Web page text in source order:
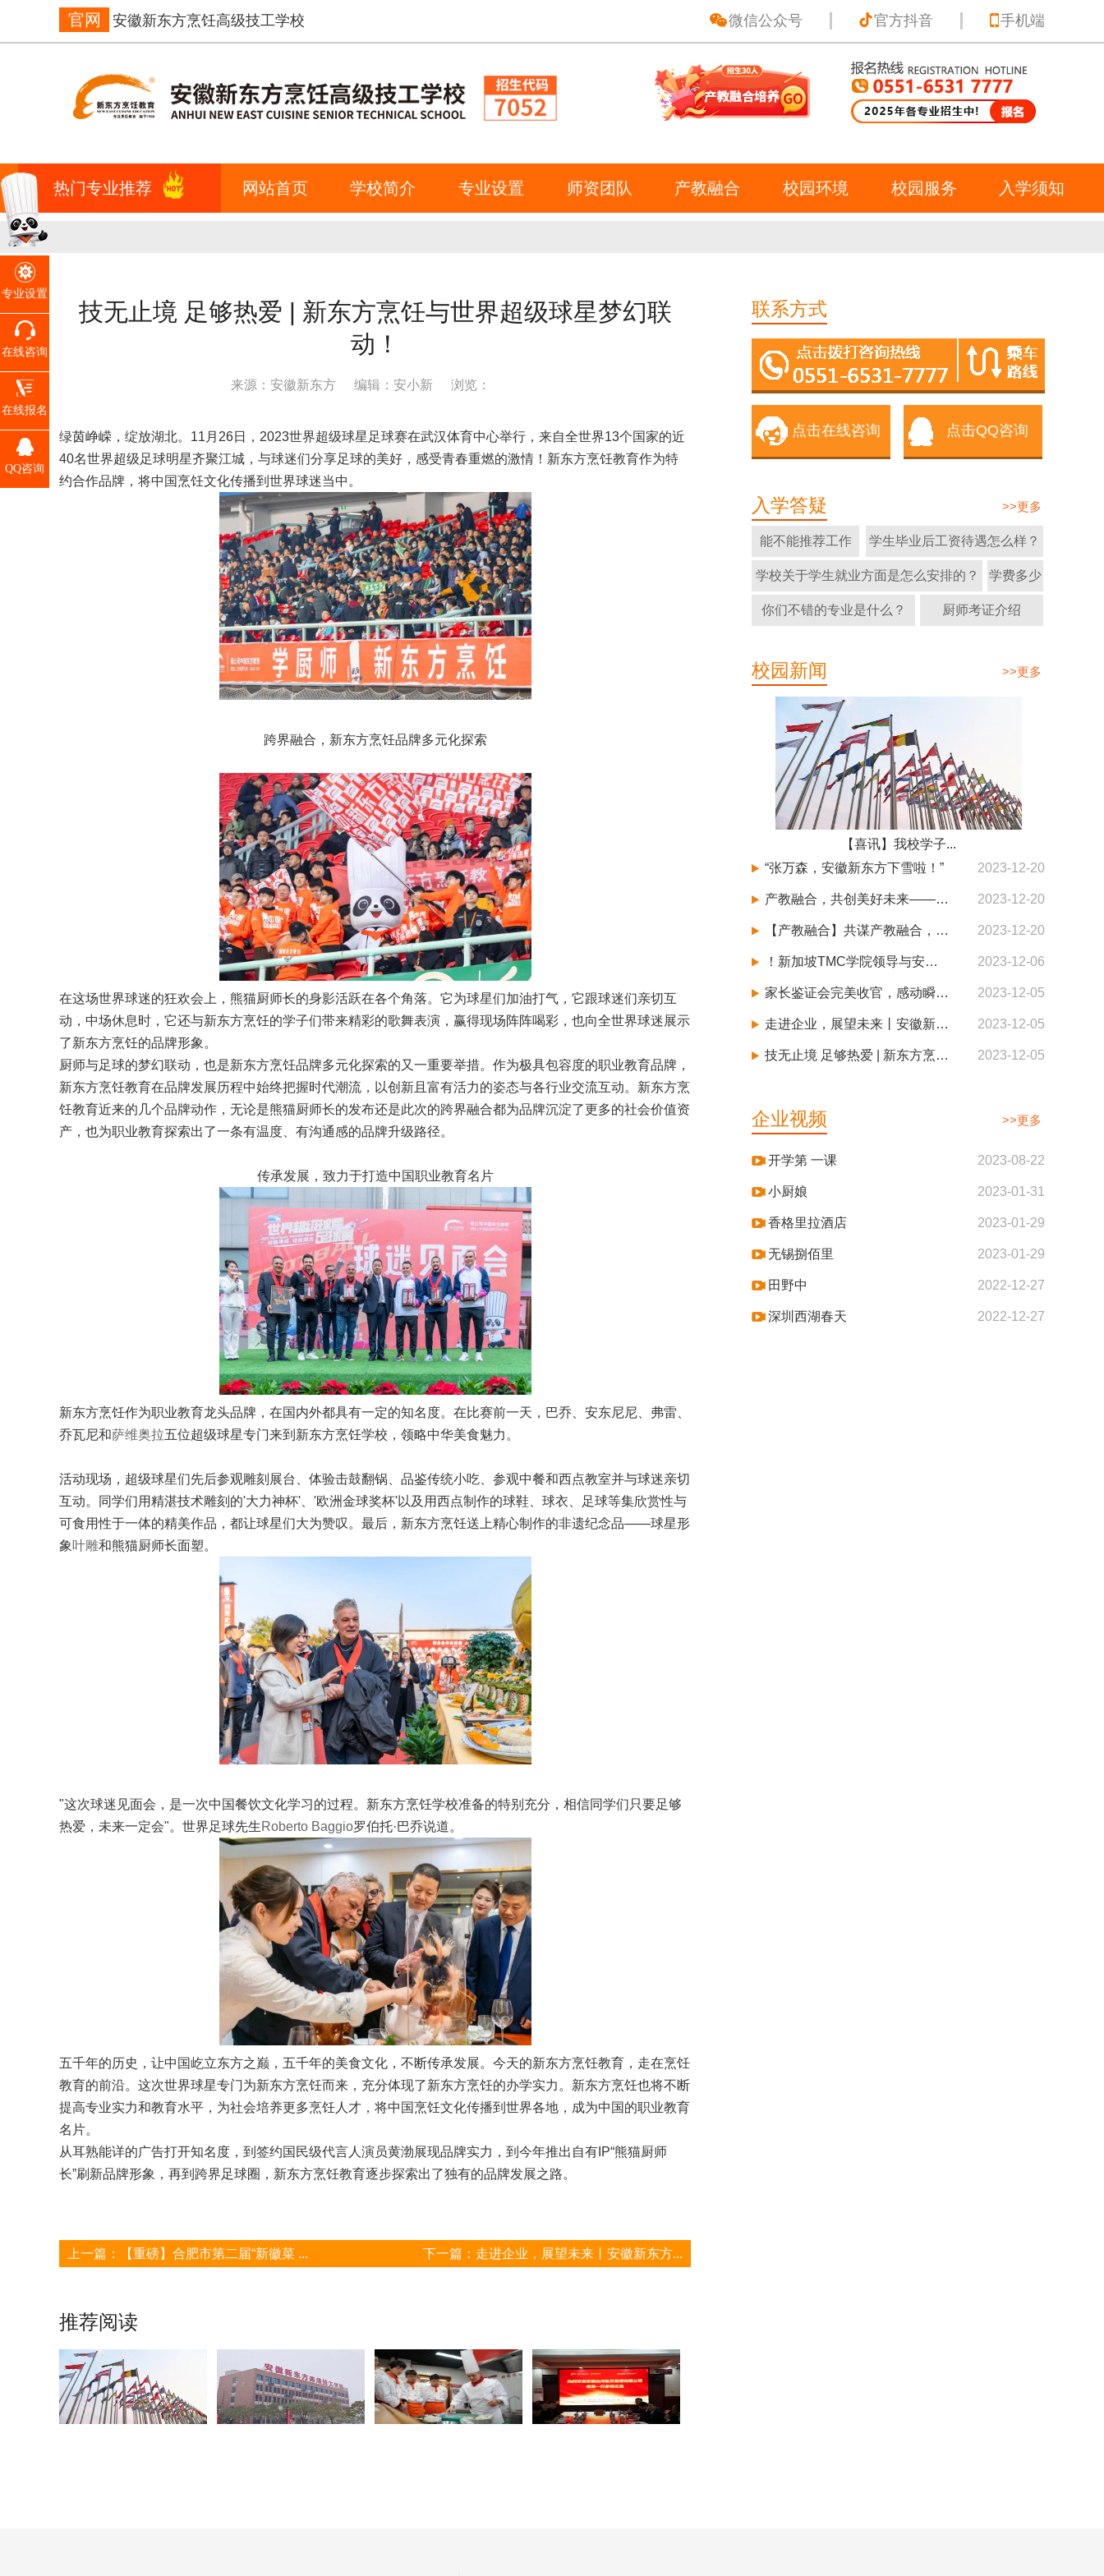
官网 安徽新东方烹饪高级技工学校 微信公众号 官方抖音 手机端
热门专业推荐 网站首页 学校简介 专业设置 师资团队 产教融合 校园环境 校园服务 入学须知
技无止境 足够热爱 | 新东方烹饪与世界超级球星梦幻联
动！
来源：安徽新东方 编辑：安小新 浏览：
绿茵峥嵘，绽放湖北。11月26日，2023世界超级球星足球赛在武汉体育中心举行，来自全世界13个国家的近
40名世界超级足球明星齐聚江城，与球迷们分享足球的美好，感受青春重燃的激情！新东方烹饪教育作为特
约合作品牌，将中国烹饪文化传播到世界球迷当中。
跨界融合，新东方烹饪品牌多元化探索
在这场世界球迷的狂欢会上，熊猫厨师长的身影活跃在各个角落。它为球星们加油打气，它跟球迷们亲切互
动，中场休息时，它还与新东方烹饪的学子们带来精彩的歌舞表演，赢得现场阵阵喝彩，也向全世界球迷展示
了新东方烹饪的品牌形象。
厨师与足球的梦幻联动，也是新东方烹饪品牌多元化探索的又一重要举措。作为极具包容度的职业教育品牌，
新东方烹饪教育在品牌发展历程中始终把握时代潮流，以创新且富有活力的姿态与各行业交流互动。新东方烹
饪教育近来的几个品牌动作，无论是熊猫厨师长的发布还是此次的跨界融合都为品牌沉淀了更多的社会价值资
产，也为职业教育探索出了一条有温度、有沟通感的品牌升级路径。
传承发展，致力于打造中国职业教育名片
新东方烹饪作为职业教育龙头品牌，在国内外都具有一定的知名度。在比赛前一天，巴乔、安东尼尼、弗雷、
乔瓦尼和萨维奥拉五位超级球星专门来到新东方烹饪学校，领略中华美食魅力。
活动现场，超级球星们先后参观雕刻展台、体验击鼓翻锅、品鉴传统小吃、参观中餐和西点教室并与球迷亲切
互动。同学们用精湛技术雕刻的'大力神杯'、'欧洲金球奖杯'以及用西点制作的球鞋、球衣、足球等集欣赏性与
可食用性于一体的精美作品，都让球星们大为赞叹。最后，新东方烹饪送上精心制作的非遗纪念品——球星形
象 叶雕和熊猫厨师长面塑。
"这次球迷见面会，是一次中国餐饮文化学习的过程。新东方烹饪学校准备的特别充分，相信同学们只要足够
热爱，未来一定会"。世界足球先生Roberto Baggio罗伯托·巴乔说道。
五千年的历史，让中国屹立东方之巅，五千年的美食文化，不断传承发展。今天的新东方烹饪教育，走在烹饪
教育的前沿。这次世界球星专门为新东方烹饪而来，充分体现了新东方烹饪的办学实力。新东方烹饪也将不断
提高专业实力和教育水平，为社会培养更多烹饪人才，将中国烹饪文化传播到世界各地，成为中国的职业教育
名片。
从耳熟能详的广告打开知名度，到签约国民级代言人演员黄渤展现品牌实力，到今年推出自有IP“熊猫厨师
长”刷新品牌形象，再到跨界足球圈，新东方烹饪教育逐步探索出了独有的品牌发展之路。
上一篇： 【重磅】合肥市第二届“新徽菜 ... 下一篇： 走进企业，展望未来丨安徽新东方...
推荐阅读
联系方式
点击在线咨询 点击QQ咨询
入学答疑 >>更多
能不能推荐工作 学生毕业后工资待遇怎么样？
学校关于学生就业方面是怎么安排的？ 学费多少
你们不错的专业是什么？ 厨师考证介绍
校园新闻 >>更多
【喜讯】我校学子...
“张万森，安徽新东方下雪啦！”
2023-12-20
​产教融合，共创美好未来——浙江隆聚餐饮集团股份有限公司徐土明大厨进校授课 2023-12-20
【产教融合】共谋产教融合，共创产教融合新高峰！ 2023-12-20
！新加坡TMC学院领导与安徽新东方深度对话，开启教育合作新篇章！ 2023-12-06
家长鉴证会完美收官，感动瞬间再现！ 2023-12-05
走进企业，展望未来丨安徽新东方中餐学子赴满庭芳观摩学习！ 2023-12-05
技无止境 足够热爱 | 新东方烹饪与世界超级球星梦幻联动！ 2023-12-05
企业视频 >>更多
开学第 一课 2023-08-22
小厨娘 2023-01-31
香格里拉酒店 2023-01-29
无锡捌佰里 2023-01-29
田野中 2022-12-27
深圳西湖春天 2022-12-27
专业设置
在线咨询
在线报名
QQ咨询